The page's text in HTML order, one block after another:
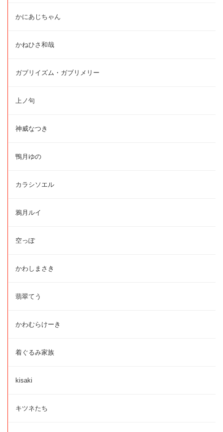
かにあじちゃん
かねひさ和哉
ガブリイズム・ガブリメリー
上ノ句
神威なつき
鴨月ゆの
カラシソエル
鴉月ルイ
空っぽ
かわしまさき
翡翠てう
かわむらけーき
着ぐるみ家族
kisaki
キツネたち